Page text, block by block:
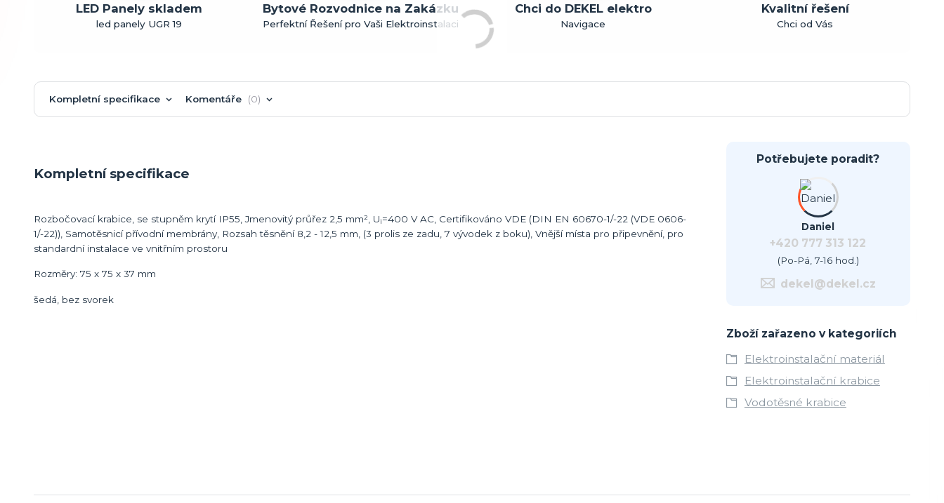
LED Panely skladem
led panely UGR 19
Bytové Rozvodnice na Zakázku
Perfektní Řešení pro Vaši Elektroinstalaci
Chci do DEKEL elektro
Navigace
Kvalitní řešení
Chci od Vás
Kompletní specifikace Komentáře 0
Kompletní specifikace
Rozbočovací krabice, se stupněm krytí IP55, Jmenovitý průřez 2,5 mm², Ui=400 V AC, Certifikováno VDE (DIN EN 60670-1/-22 (VDE 0606-
1/-22)), Samotěsnicí přívodní membrány, Rozsah těsnění 8,2 - 12,5 mm, (3 prolis ze zadu, 7 vývodek z boku), Vnější místa pro připevnění, pro
standardní instalace ve vnitřním prostoru
Rozměry: 75 x 75 x 37 mm
šedá, bez svorek
Potřebujete poradit?
Daniel
+420 777 313 122
(Po-Pá, 7-16 hod.)
dekel@dekel.cz
Zboží zařazeno v kategoriích
Elektroinstalační materiál
Elektroinstalační krabice
Vodotěsné krabice